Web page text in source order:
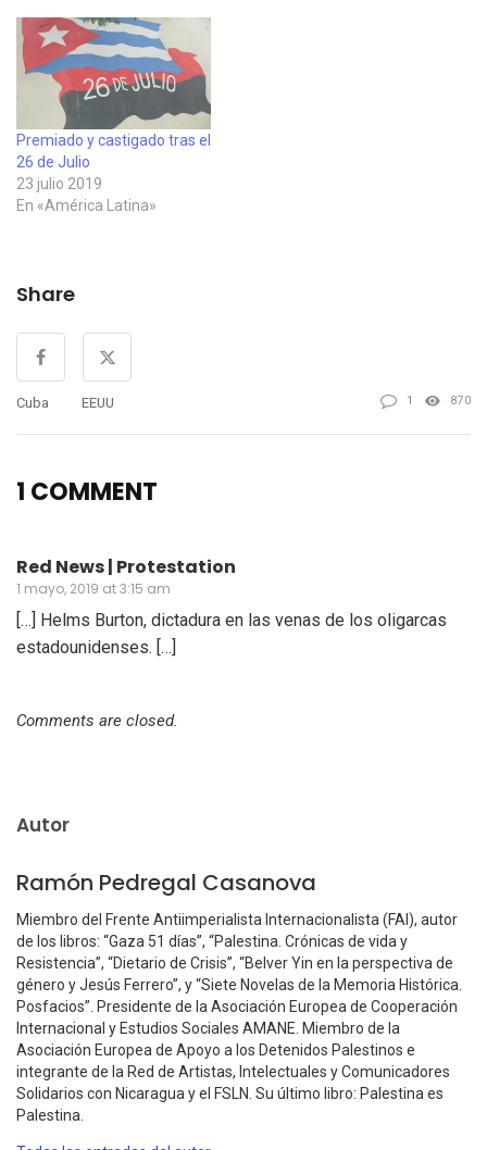
Premiado y castigado tras el
26 de Julio
23 julio 2019
En «América Latina»
Share
Cuba EEUU 1 870
1 COMMENT
Red News | Protestation
1 mayo, 2019 at 3:15 am
[…] Helms Burton, dictadura en las venas de los oligarcas
estadounidenses. […]
Comments are closed.
Autor
Ramón Pedregal Casanova
Miembro del Frente Antiimperialista Internacionalista (FAI), autor
de los libros: “Gaza 51 días”, “Palestina. Crónicas de vida y
Resistencia”, “Dietario de Crisis”, “Belver Yin en la perspectiva de
género y Jesús Ferrero”, y “Siete Novelas de la Memoria Histórica.
Posfacios”. Presidente de la Asociación Europea de Cooperación
Internacional y Estudios Sociales AMANE. Miembro de la
Asociación Europea de Apoyo a los Detenidos Palestinos e
integrante de la Red de Artistas, Intelectuales y Comunicadores
Solidarios con Nicaragua y el FSLN. Su último libro: Palestina es
Palestina.